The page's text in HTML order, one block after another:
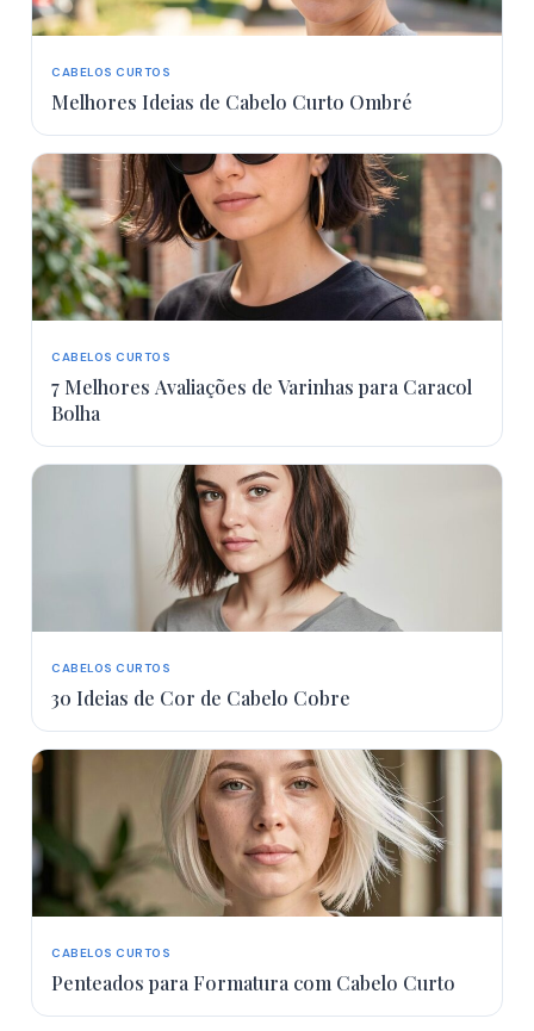
CABELOS CURTOS
Melhores Ideias de Cabelo Curto Ombré
CABELOS CURTOS
7 Melhores Avaliações de Varinhas para Caracol
Bolha
CABELOS CURTOS
30 Ideias de Cor de Cabelo Cobre
CABELOS CURTOS
Penteados para Formatura com Cabelo Curto